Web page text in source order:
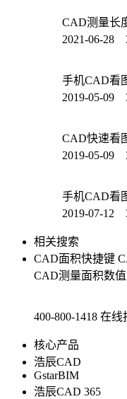
CAD测量长
2021-06-28
手机CAD看
2019-05-09
CAD快速看
2019-05-09
手机CAD看
2019-07-12
相关搜索
CAD面积快捷键
CAD测量面积数
400-800-1418 在线
核心产品
浩辰CAD
GstarBIM
浩辰CAD 365